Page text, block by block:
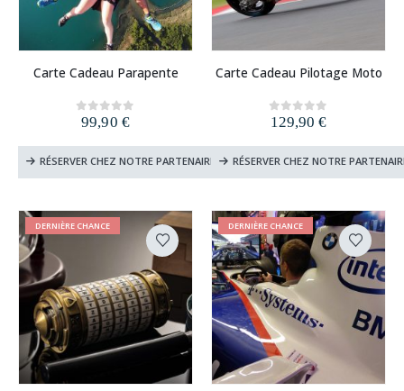
Carte Cadeau Parapente
0out of 5
99,90 €
RÉSERVER CHEZ NOTRE PARTENAIRE
Carte Cadeau Pilotage Moto
0 out of 5
129,90€
RÉSERVER CHEZ NOTRE
DERNIÈRE CHANCE DERNIÈRE CHANCE